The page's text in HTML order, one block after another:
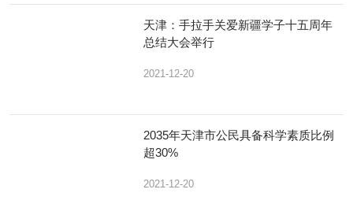
天津：手拉手关爱新疆学子十五周年
总结大会举行
2021-12-20
2035年天津市公民具备科学素质比例
超30%
2021-12-20